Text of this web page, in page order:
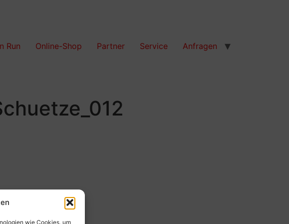
wie Cookies, um
Run Online-Shop Partner Service Anfragen